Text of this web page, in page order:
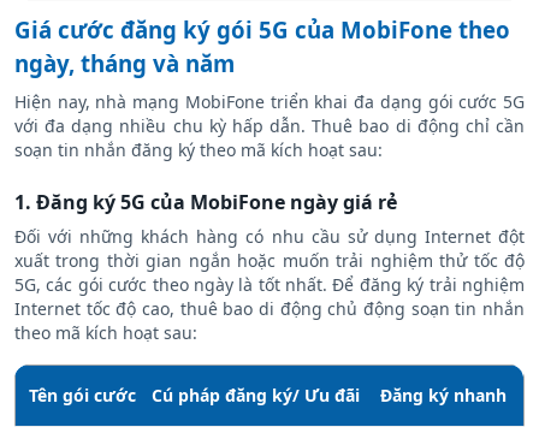
Giá cước đăng ký gói 5G của MobiFone theo
ngày, tháng và năm
Hiện nay, nhà mạng MobiFone triển khai đa dạng gói cước 5G
với đa dạng nhiều chu kỳ hấp dẫn. Thuê bao di động chỉ cần
soạn tin nhắn đăng ký theo mã kích hoạt sau:
1. Đăng ký 5G của MobiFone ngày giá rẻ
Đối với những khách hàng có nhu cầu sử dụng Internet đột
xuất trong thời gian ngắn hoặc muốn trải nghiệm thử tốc độ
5G, các gói cước theo ngày là tốt nhất. Để đăng ký trải nghiệm
Internet tốc độ cao, thuê bao di động chủ động soạn tin nhắn
theo mã kích hoạt sau:
Tên gói cước Cú pháp đăng ký/ Ưu đãi
Đăng ký nhanh